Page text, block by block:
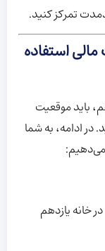
تمرکز کنید.
استفاده
باید موقعیت
در ادامه، به شما
می‌دهیم:
خانه یازدهم